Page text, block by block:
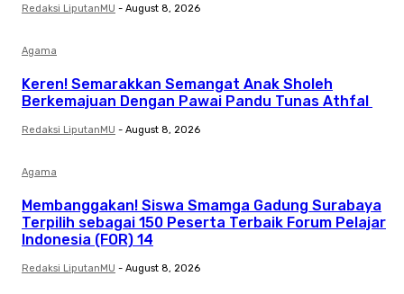
Redaksi LiputanMU - August 8, 2026
Agama
Keren! Semarakkan Semangat Anak Sholeh
Berkemajuan Dengan Pawai Pandu Tunas Athfal
Redaksi LiputanMU - August 8, 2026
Agama
Membanggakan! Siswa Smamga Gadung Surabaya
Terpilih sebagai 150 Peserta Terbaik Forum Pelajar
Indonesia (FOR) 14
Redaksi LiputanMU - August 8, 2026